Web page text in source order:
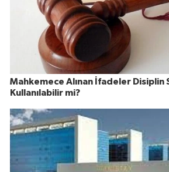
Mahkemece Alınan İfadeler Disiplin
Kullanılabilir mi?